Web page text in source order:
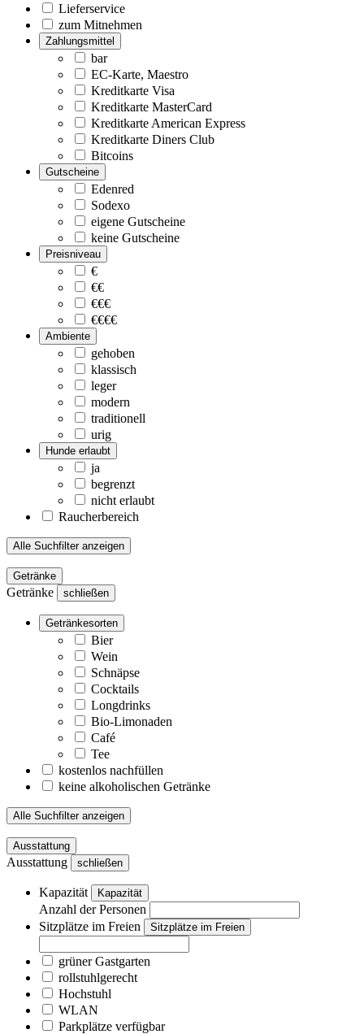
Lieferservice
zum Mitnehmen
Zahlungsmittel
bar
EC-Karte, Maestro
Kreditkarte Visa
Kreditkarte MasterCard
Kreditkarte American Express
Kreditkarte Diners Club
Bitcoins
Gutscheine
Edenred
Sodexo
eigene Gutscheine
keine Gutscheine
Preisniveau
€
€€
€€€
€€€€
Ambiente
gehoben
klassisch
leger
modern
traditionell
urig
Hunde erlaubt
ja
begrenzt
nicht erlaubt
Raucherbereich
Alle Suchfilter anzeigen
Getränke
Getränke schließen
Getränkesorten
Bier
Wein
Schnäpse
Cocktails
Longdrinks
Bio-Limonaden
Café
Tee
kostenlos nachfüllen
keine alkoholischen Getränke
Alle Suchfilter anzeigen
Ausstattung
Ausstattung schließen
Kapazität Kapazität
Anzahl der Personen
Sitzplätze im Freien
Sitzplätze im Freien
grüner Gastgarten
rollstuhlgerecht
Hochstuhl
WLAN
Parkplätze verfügbar